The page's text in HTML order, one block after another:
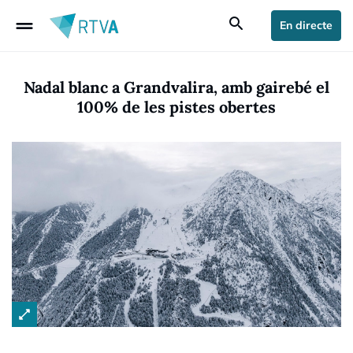
drag_handle search En directe
Nadal blanc a Grandvalira, amb gairebé el
100% de les pistes obertes
open_in_full